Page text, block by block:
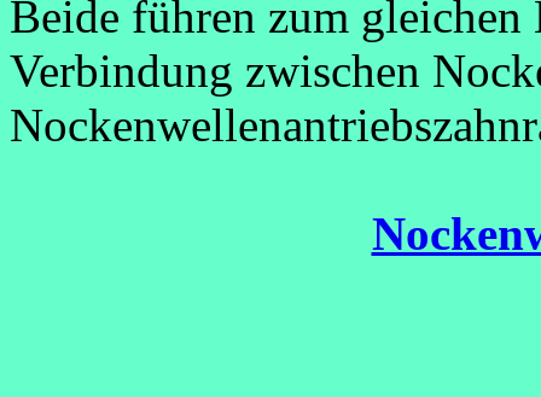
Beide führen zum
Verbindung zwischen